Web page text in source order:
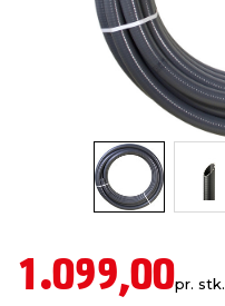
& sikkerhed
& standere
& syltning
udendørs spa
1.099,00pr. stk.